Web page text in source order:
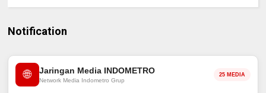
Notification
🌐 Jaringan Media INDOMETRO
Network Media Indometro Grup
25 MEDIA